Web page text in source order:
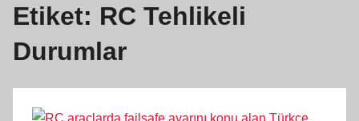
Etiket: RC Tehlikeli
Durumlar